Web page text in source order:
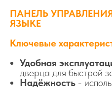
ПАНЕЛЬ
ЯЗЫКЕ
Ключевые
Удобная
дверца для быстрой
Надёжность -